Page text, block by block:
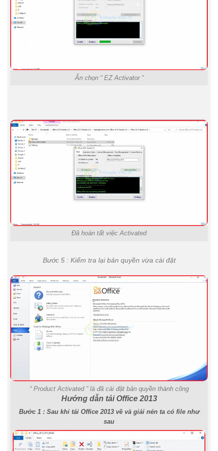
Ấn chọn “ EZ Activator ”
Đã hoàn tất việc Activated
Bước 5 : Kiểm tra lại bản quyền vừa cài đặt
“ Product Activated ” là đã cài đặt bản quyền thành công
Hướng dẫn tải Office 2013
Bước 1 : Sau khi tải Office 2013 về và giải nén ta có file như
sau